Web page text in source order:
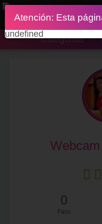
Categorías
0
Fans
undefined